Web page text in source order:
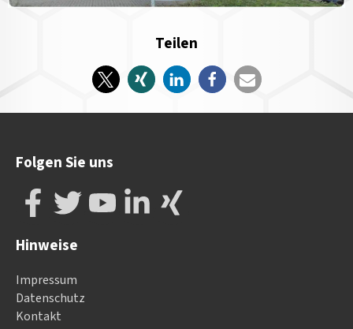
Teilen
Folgen Sie uns
Hinweise
Impressum
Datenschutz
Kontakt